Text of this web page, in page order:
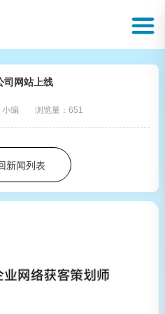
司网站上线
小编 浏览量：651
新闻列表